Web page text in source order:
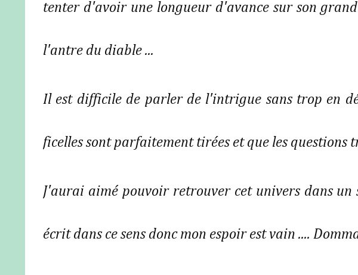
tenter d'avoir une longueur d'avance sur son
l'antre du diable ...
Il est difficile de parler de l'intrigue sans trop en
ficelles sont parfaitement tirées et que les questions
J'aurai aimé pouvoir retrouver cet univers dans
écrit dans ce sens donc mon espoir est vain ....